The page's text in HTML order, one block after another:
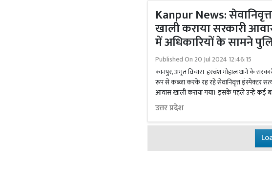
Kanpur News:
खाली कराया सरकारी
में अधिकारियों के सामने
Published On 20 Jul 2024 12:46:15
कानपुर, अमृत विचार। हरबंश मोहाल थाने के
रूप से कब्जा करके रह रहे सेवानिवृत्त इंस्पेक्टर
आवास खाली कराया गया। इसके पहले उन्हें कई
उत्तर प्रदेश